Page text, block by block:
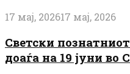
17 мај, 202617 мај, 2026
Светски
доаѓа на 19 јуни во